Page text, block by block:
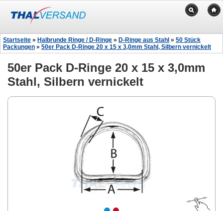
Startseite » Halbrunde Ringe / D-Ringe » D-Ringe aus Stahl » 50 Stück
Packungen » 50er Pack D-Ringe 20 x 15 x 3,0mm Stahl, Silbern vernickelt
50er Pack D-Ringe 20 x 15 x 3,0mm
Stahl, Silbern vernickelt